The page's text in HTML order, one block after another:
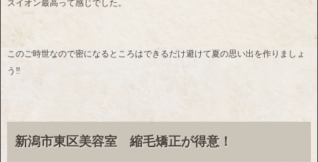
スイオン最高って感じでした。
このご時世なので密になるところはできるだけ避けて夏の思い出を作りましょ
う‼️
新潟市東区美容室 縮毛矯正が得意！